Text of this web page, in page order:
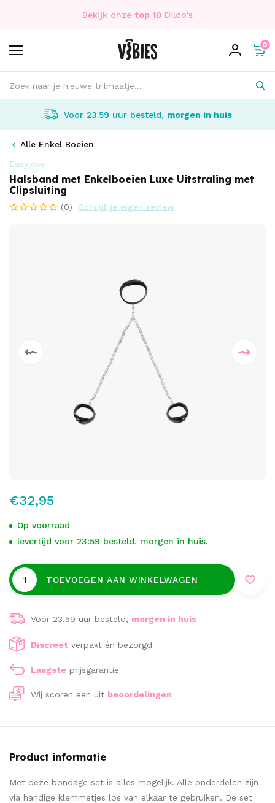
Bekijk onze top 10 Dildo's
0
Voor 23.59 uur besteld, morgen in huis
Alle Enkel Boeien
Easylove
Halsband met Enkelboeien Luxe Uitstraling met
Clipsluiting
(0) Schrijf je eigen review
€32,95
Op voorraad
levertijd voor 23:59 besteld, morgen in huis.
TOEVOEGEN AAN WINKELWAGEN
Voor 23.59 uur besteld, morgen in huis
Discreet verpakt én bezorgd
Laagste prijsgarantie
Wij scoren een uit beoordelingen
Product informatie
Met deze bondage set is alles mogelijk. Alle onderdelen zijn
via handige klemmetjes los van elkaar te gebruiken. De set